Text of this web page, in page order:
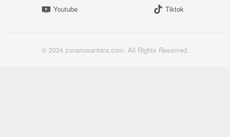
Youtube
Tiktok
© 2024 zonanusantara.com. All Rights Reserved.